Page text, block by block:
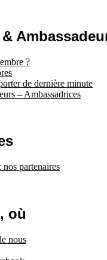
?
de dernière minute
– Ambassadrices
partenaires
où
nous